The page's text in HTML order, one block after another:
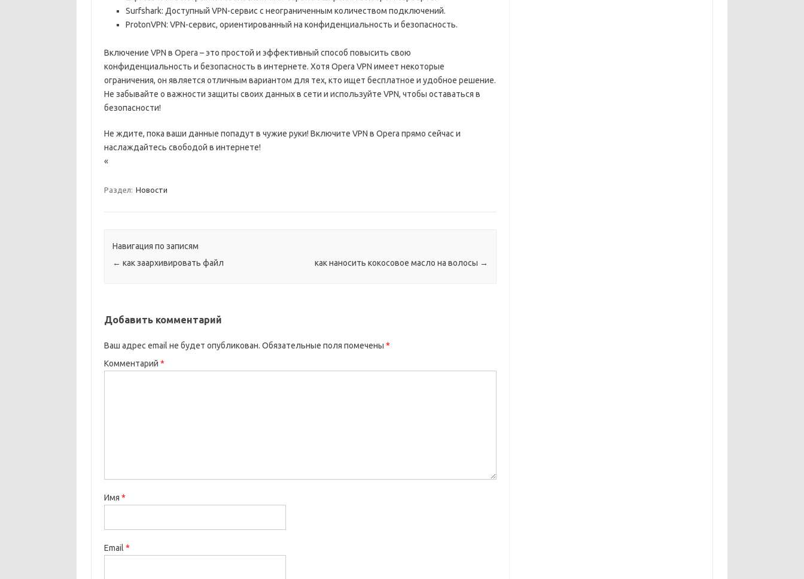
Surfshark: Доступный VPN-сервис с неограниченным количеством подключений.
ProtonVPN: VPN-сервис, ориентированный на конфиденциальность и безопасность.
Включение VPN в Opera – это простой и эффективный способ повысить свою
конфиденциальность и безопасность в интернете. Хотя Opera VPN имеет некоторые
ограничения, он является отличным вариантом для тех, кто ищет бесплатное и удобное решение.
Не забывайте о важности защиты своих данных в сети и используйте VPN, чтобы оставаться в
безопасности!
Не ждите, пока ваши данные попадут в чужие руки! Включите VPN в Opera прямо сейчас и
наслаждайтесь свободой в интернете!
«
Раздел: Новости
Навигация по записям
← как заархивировать файл как наносить кокосовое масло на волосы →
Добавить комментарий
Ваш адрес email не будет опубликован. Обязательные поля помечены *
Комментарий *
Имя *
Email *